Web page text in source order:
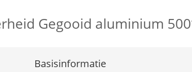
Gegooid aluminium
Basisinformatie